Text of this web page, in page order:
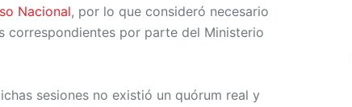
Nacional, por lo que consideró necesario
correspondientes por parte del Ministerio
sesiones no existió un quórum real y